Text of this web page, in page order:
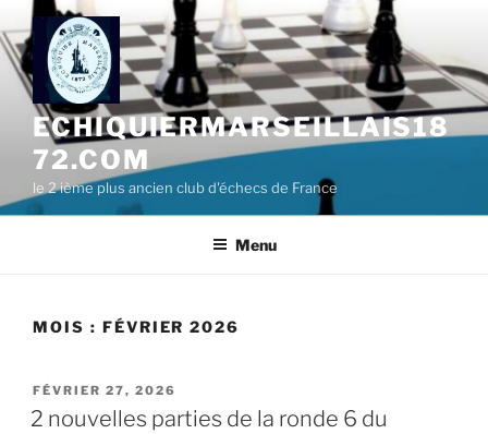
Aller
au
contenu
principal
ECHIQUIERMARSEILLAIS18
72.COM
le 2 ième plus ancien club d'échecs de France
Menu
MOIS : FÉVRIER 2026
PUBLIÉ
LE
FÉVRIER 27, 2026
2 nouvelles parties de la ronde 6 du